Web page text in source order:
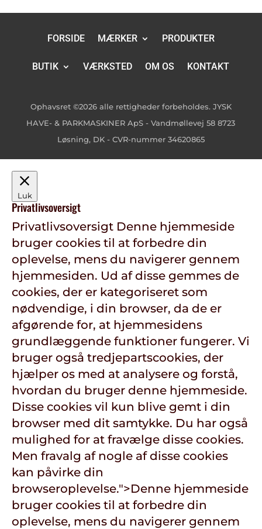
FORSIDE MÆRKER PRODUKTER
BUTIK VÆRKSTED OM OS KONTAKT
Ophavsret ©2026 alle rettigheder forbeholdes. JYSK
HAVE- & PARKMASKINER ApS - Vandmøllevej 58 8723
Løsning, DK - CVR-nummer 34620865
Luk
Privatlivsoversigt
Privatlivsoversigt Denne hjemmeside
bruger cookies til at forbedre din
oplevelse, mens du navigerer gennem
hjemmesiden. Ud af disse gemmes de
cookies, der er kategoriseret som
nødvendige, i din browser, da de er
afgørende for, at hjemmesidens
grundlæggende funktioner fungerer. Vi
bruger også tredjepartscookies, der
hjælper os med at analysere og forstå,
hvordan du bruger denne hjemmeside.
Disse cookies vil kun blive gemt i din
browser med dit samtykke. Du har også
mulighed for at fravælge disse cookies.
Men fravalg af nogle af disse cookies
kan påvirke din
browseroplevelse.">Denne hjemmeside
bruger cookies til at forbedre din
oplevelse, mens du navigerer gennem